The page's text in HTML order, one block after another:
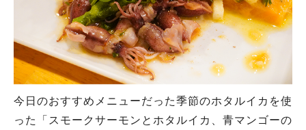
今日のおすすめメニューだった季節のホタルイカを使
った「スモークサーモンとホタルイカ、青マンゴーの